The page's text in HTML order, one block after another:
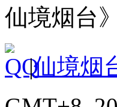
仙境烟台
|仙境烟